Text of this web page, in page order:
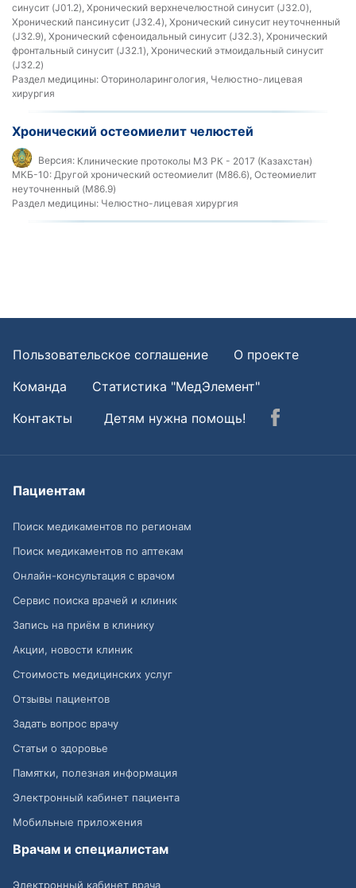
синусит (J01.2), Хронический верхнечелюстной синусит (J32.0),
Хронический пансинусит (J32.4), Хронический синусит неуточненный
(J32.9), Хронический сфеноидальный синусит (J32.3), Хронический
фронтальный синусит (J32.1), Хронический этмоидальный синусит
(J32.2)
Раздел медицины: Оториноларингология, Челюстно-лицевая
хирургия
Хронический остеомиелит челюстей
Версия: Клинические протоколы МЗ РК - 2017 (Казахстан)
МКБ-10: Другой хронический остеомиелит (M86.6), Остеомиелит
неуточненный (M86.9)
Раздел медицины: Челюстно-лицевая хирургия
Пользовательское соглашение
О проекте
Команда
Статистика "МедЭлемент"
Контакты
Детям нужна помощь!
Пациентам
Поиск медикаментов по регионам
Поиск медикаментов по аптекам
Онлайн-консультация с врачом
Сервис поиска врачей и клиник
Запись на приём в клинику
Акции, новости клиник
Стоимость медицинских услуг
Отзывы пациентов
Задать вопрос врачу
Статьи о здоровье
Памятки, полезная информация
Электронный кабинет пациента
Мобильные приложения
Врачам и специалистам
Электронный кабинет врача